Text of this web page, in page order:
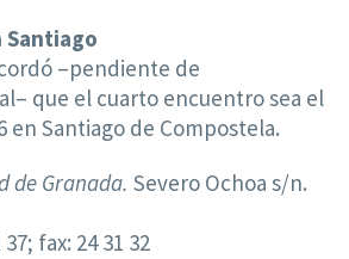
Santiago
–pendiente de
que el cuarto encuentro sea el
en Santiago de Compostela.
de Granada. Severo Ochoa s/n.
fax: 24 31 32